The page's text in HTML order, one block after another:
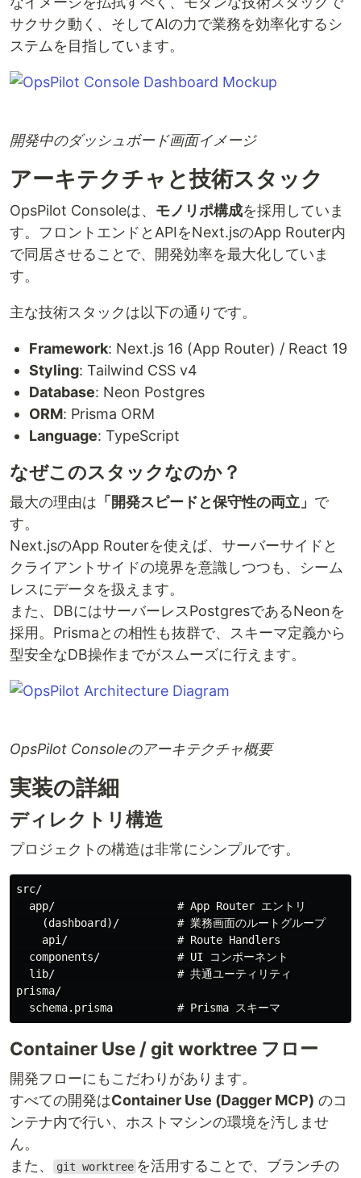
サクサク動く、そしてAIの力で業務を効率化するシ
ステムを目指しています。
開発中のダッシュボード画面イメージ
アーキテクチャと技術スタック
OpsPilot Consoleは、 モノリポ構成を採用していま
す。フロントエンドとAPIをNext.jsのApp Router内
で同居させることで、開発効率を最大化していま
す。
主な技術スタックは以下の通りです。
Framework: Next.js 16 (App Router) / React 19
Styling: Tailwind CSS v4
Database: Neon Postgres
ORM: Prisma ORM
Language: TypeScript
なぜこのスタックなのか？
最大の理由は 「開発スピードと保守性の両立」 で
す。
Next.jsのApp Routerを使えば、サーバーサイドと
クライアントサイドの境界を意識しつつも、シーム
レスにデータを扱えます。
また、DBにはサーバーレスPostgresであるNeonを
採用。Prismaとの相性も抜群で、スキーマ定義から
型安全なDB操作までがスムーズに行えます。
OpsPilot Consoleのアーキテクチャ概要
実装の詳細
ディレクトリ構造
プロジェクトの構造は非常にシンプルです。
src/
  app/                   # App Router エントリ
    (dashboard)/         # 業務画面のルートグループ
    api/                 # Route Handlers
  components/            # UI コンポーネント
  lib/                   # 共通ユーティリティ
prisma/
Container Use / git worktree フロー
開発フローにもこだわりがあります。
すべての開発はContainer Use (Dagger MCP) のコ
ンテナ内で行い、ホストマシンの環境を汚しませ
ん。
また、
git worktree を活用することで、ブランチの